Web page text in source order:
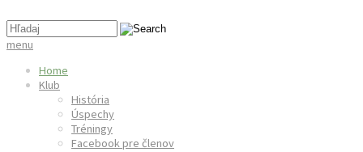
menu
Home
Klub
História
Úspechy
Tréningy
Facebook pre členov